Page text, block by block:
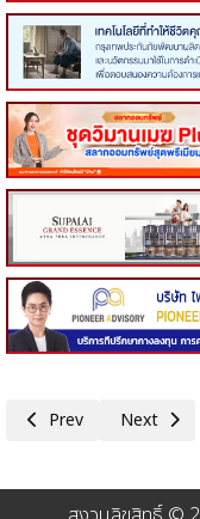
Previous article: ทรู ค
Prev Next
Next